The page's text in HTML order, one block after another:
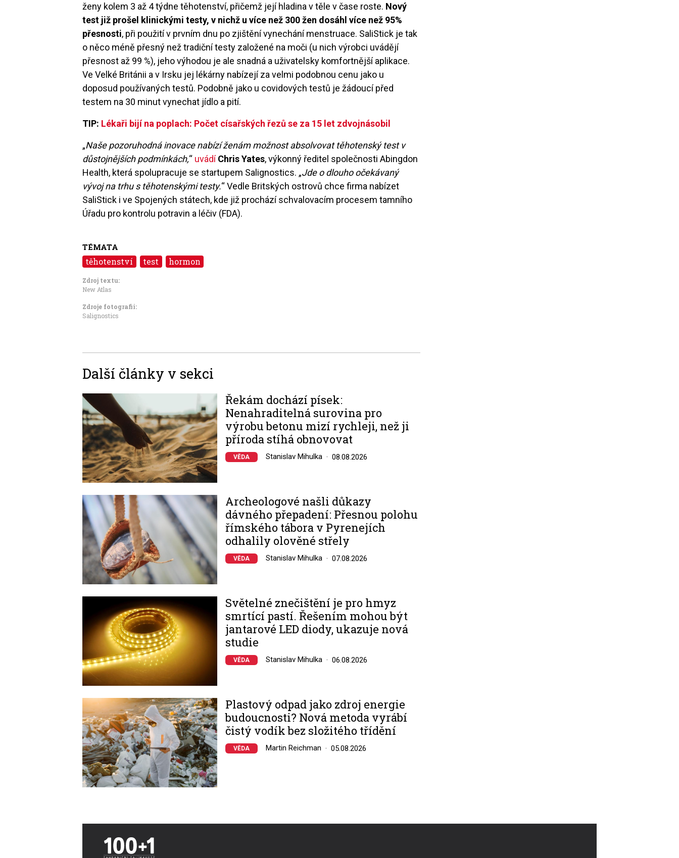
ženy kolem 3 až 4 týdne těhotenství, přičemž její hladina v těle v čase roste. Nový
test již prošel klinickými testy, v nichž u více než 300 žen dosáhl více než 95%
přesnosti, při použití v prvním dnu po zjištění vynechání menstruace. SaliStick je tak
o něco méně přesný než tradiční testy založené na moči (u nich výrobci uvádějí
přesnost až 99 %), jeho výhodou je ale snadná a uživatelsky komfortnější aplikace.
Ve Velké Británii a v Irsku jej lékárny nabízejí za velmi podobnou cenu jako u
doposud používaných testů. Podobně jako u covidových testů je žádoucí před
testem na 30 minut vynechat jídlo a pití.
TIP: Lékaři bijí na poplach: Počet císařských řezů se za 15 let zdvojnásobil
„Naše pozoruhodná inovace nabízí ženám možnost absolvovat těhotenský test v
důstojnějších podmínkách,“ uvádí Chris Yates, výkonný ředitel společnosti Abingdon
Health, která spolupracuje se startupem Salignostics. „Jde o dlouho očekávaný
vývoj na trhu s těhotenskými testy.“ Vedle Britských ostrovů chce firma nabízet
SaliStick i ve Spojených státech, kde již prochází schvalovacím procesem tamního
Úřadu pro kontrolu potravin a léčiv (FDA).
TÉMATA
těhotenství test hormon
Zdroj textu:
New Atlas
Zdroje fotografii:
Salignostics
Další články v sekci
Image
Řekám dochází písek:
Nenahraditelná surovina pro
výrobu betonu mizí rychleji, než ji
příroda stíhá obnovovat
VĚDA Stanislav Mihulka 08.08.2026
Image
Archeologové našli důkazy
dávného přepadení: Přesnou polohu
římského tábora v Pyrenejích
odhalily olověné střely
VĚDA Stanislav Mihulka 07.08.2026
Světelné znečištění je pro hmyz
smrtící pastí. Řešením mohou být
jantarové LED diody, ukazuje nová
studie
VĚDA Stanislav Mihulka 06.08.2026
Image
Plastový odpad jako zdroj energie
budoucnosti? Nová metoda vyrábí
čistý vodík bez složitého třídění
VĚDA Martin Reichman 05.08.2026